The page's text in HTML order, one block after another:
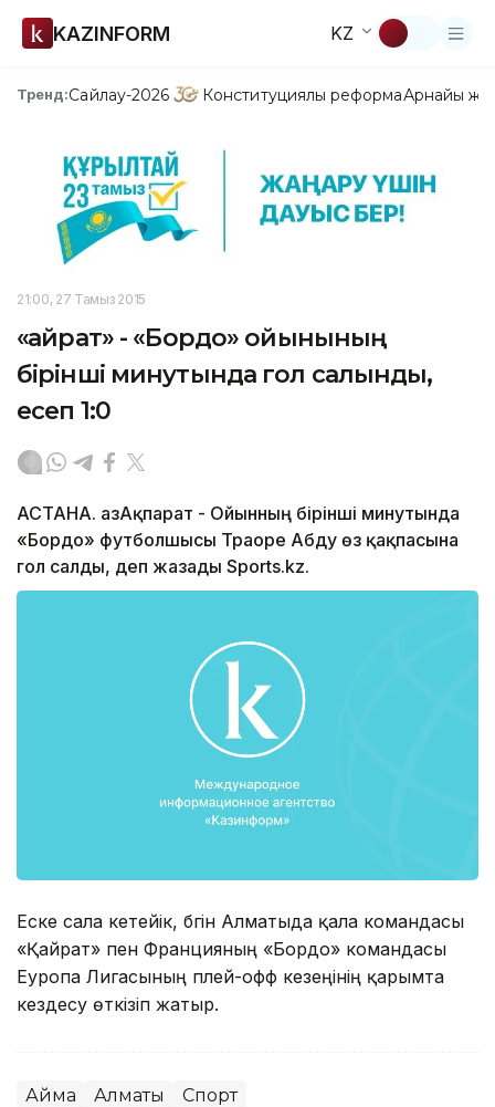
KAZINFORM KZ
Тренд:Сайлау-2026 Конституциялық реформаАрнайы
21:00, 27 Тамыз 2015
«Қайрат» - «Бордо» ойынының
бірінші минутында гол салынды,
есеп 1:0
АСТАНА. ҚазАқпарат - Ойынның бірінші минутында
«Бордо» футболшысы Траоре Абду өз қақпасына
гол салды, деп жазады Sports.kz.
Еске сала кетейік, бүгін Алматыда қала командасы
«Қайрат» пен Францияның «Бордо» командасы
Еуропа Лигасының плей-офф кезеңінің қарымта
кездесу өткізіп жатыр.
Аймақ Алматы Спорт